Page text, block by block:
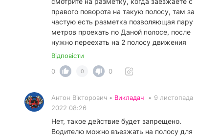
правого поворота на такую полосу, там за
частую есть разметка позволяющая пару
метров проехать по Даной полосе, после
нужно переехать на 2 полосу движения
Відповісти
0
0 0
Антон Вікторович • Викладач • 9 листопада
2022 08:26
Нет, такое действие будет запрещено.
Водителю можно въезжать на полосу для